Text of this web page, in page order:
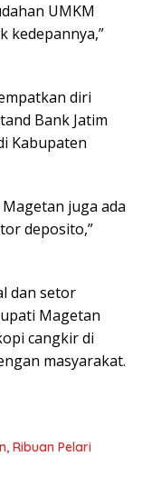
UMKM
kedepannya,”
diri
Bank Jatim
Kabupaten
juga ada
deposito,”
dan setor
Magetan
cangkir di
masyarakat.
Ribuan Pelari